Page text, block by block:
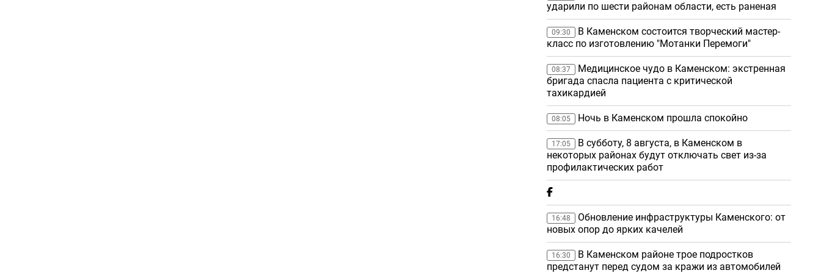
ударили по шести районам области, есть раненая
09:30
В Каменском состоится творческий мастер-
класс по изготовлению "Мотанки Перемоги"
08:37
Медицинское чудо в Каменском: экстренная
бригада спасла пациента с критической
тахикардией
08:05 Ночь в Каменском прошла спокойно
17:05
В субботу, 8 августа, в Каменском в
некоторых районах будут отключать свет из-за
профилактических работ
16:48
Обновление инфраструктуры Каменского: от
новых опор до ярких качелей
16:30
В Каменском районе трое подростков
предстанут перед судом за кражи из автомобилей